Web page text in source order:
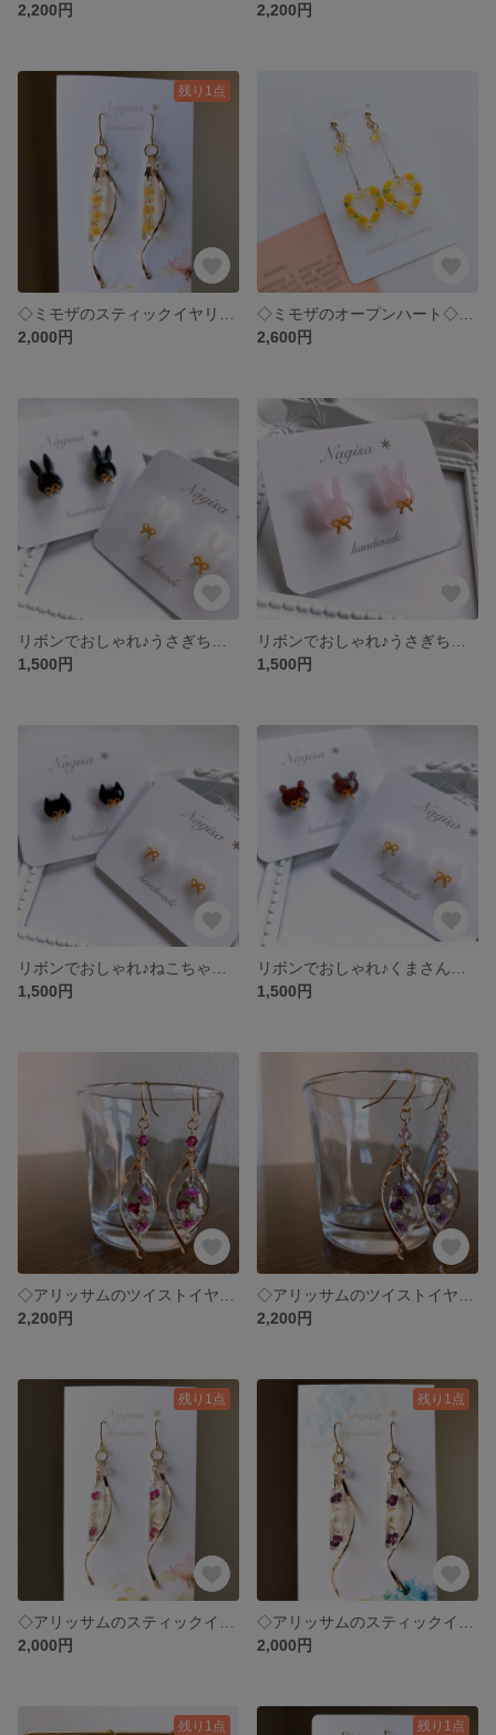
2,200円
2,200円
残り1点
2,000円
2,600円
1,500円
1,500円
1,500円
1,500円
2,200円
2,200円
残り1点
2,000円
残り1点
2,000円
残り1点 残り1点